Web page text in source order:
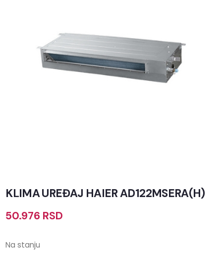
KLIMA UREĐAJ HAIER AD122MSERA(H)
50.976 RSD
Na stanju